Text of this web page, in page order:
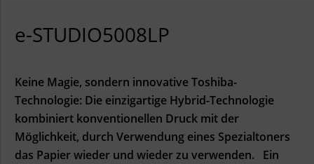
e-STUDIO5008LP
Keine Magie, sondern innovative Toshiba-
Technologie: Die einzigartige Hybrid-Technologie
kombiniert konventionellen Druck mit der
Möglichkeit, durch Verwendung eines Spezialtoners
das Papier wieder und wieder zu verwenden. Ein